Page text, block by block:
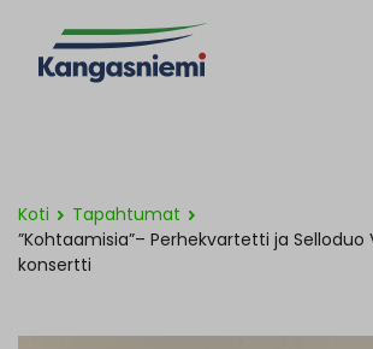
Koti
Tapahtumat
”Kohtaamisia”– Perhekvartetti ja Selloduo
konsertti